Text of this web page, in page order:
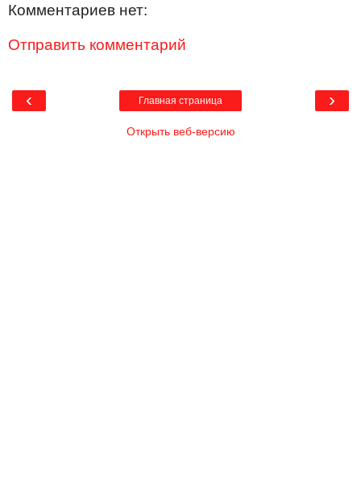
Комментариев нет:
Отправить комментарий
‹ ›
Главная страница
Открыть веб-версию